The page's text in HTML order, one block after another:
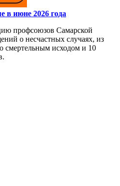
в июне 2026 года
профсоюзов Самарской
о несчастных случаях, из
смертельным исходом и 10